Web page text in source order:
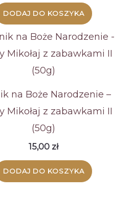
DODAJ DO KOSZYKA
na Boże Narodzenie –
Mikołaj z zabawkami II
(50g)
15,00 zł
DODAJ DO KOSZYKA